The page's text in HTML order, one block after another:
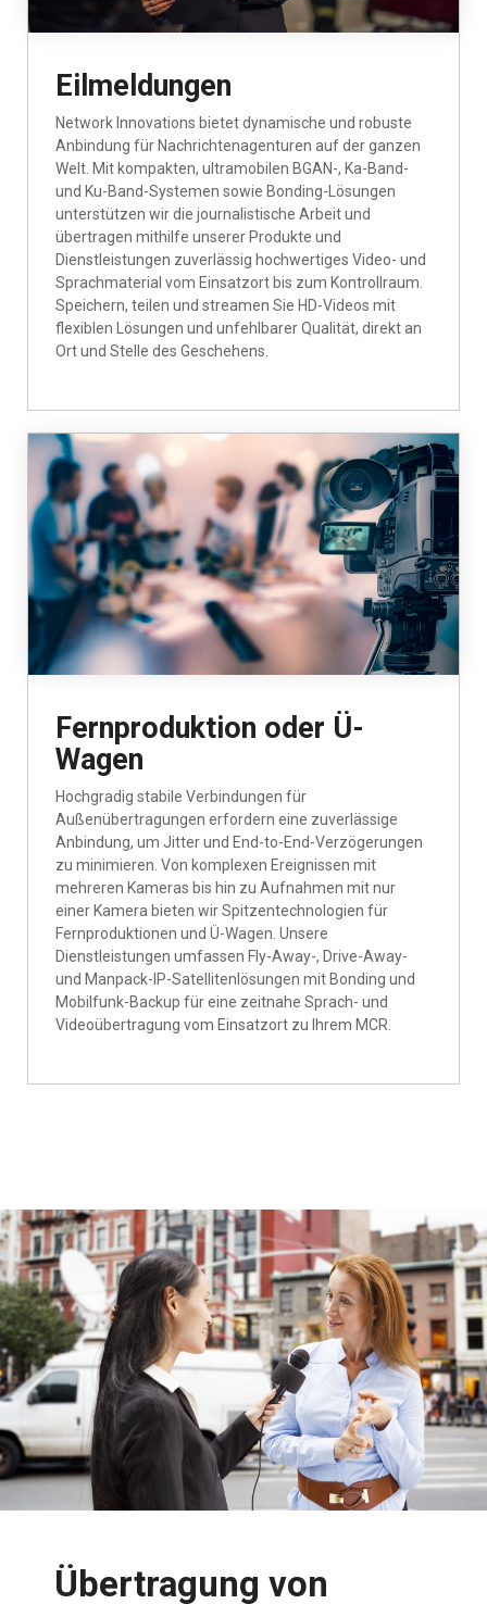
Eilmeldungen
Network Innovations bietet dynamische und robuste
Anbindung für Nachrichtenagenturen auf der ganzen
Welt. Mit kompakten, ultramobilen BGAN-, Ka-Band-
und Ku-Band-Systemen sowie Bonding-Lösungen
unterstützen wir die journalistische Arbeit und
übertragen mithilfe unserer Produkte und
Dienstleistungen zuverlässig hochwertiges Video- und
Sprachmaterial vom Einsatzort bis zum Kontrollraum.
Speichern, teilen und streamen Sie HD-Videos mit
flexiblen Lösungen und unfehlbarer Qualität, direkt an
Ort und Stelle des Geschehens.
Fernproduktion oder Ü-
Wagen
Hochgradig stabile Verbindungen für
Außenübertragungen erfordern eine zuverlässige
Anbindung, um Jitter und End-to-End-Verzögerungen
zu minimieren. Von komplexen Ereignissen mit
mehreren Kameras bis hin zu Aufnahmen mit nur
einer Kamera bieten wir Spitzentechnologien für
Fernproduktionen und Ü-Wagen. Unsere
Dienstleistungen umfassen Fly-Away-, Drive-Away-
und Manpack-IP-Satellitenlösungen mit Bonding und
Mobilfunk-Backup für eine zeitnahe Sprach- und
Videoübertragung vom Einsatzort zu Ihrem MCR.
Übertragung von